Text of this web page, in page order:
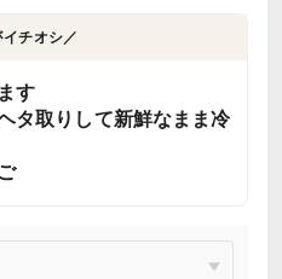
チオシ／
す
タ取りして新鮮なまま冷